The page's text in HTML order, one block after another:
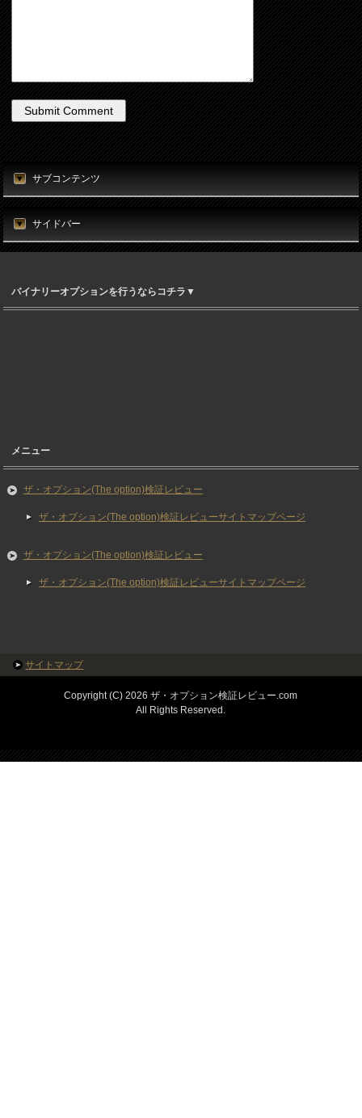
サブコンテンツ
サイドバー
バイナリーオプションを行うならコチラ▼
メニュー
ザ・オプション(The option)検証レビュー
ザ・オプション(The option)検証レビューサイトマップページ
ザ・オプション(The option)検証レビュー
ザ・オプション(The option)検証レビューサイトマップページ
サイトマップ
Copyright (C) 2026 ザ・オプション検証レビュー.com
All Rights Reserved.